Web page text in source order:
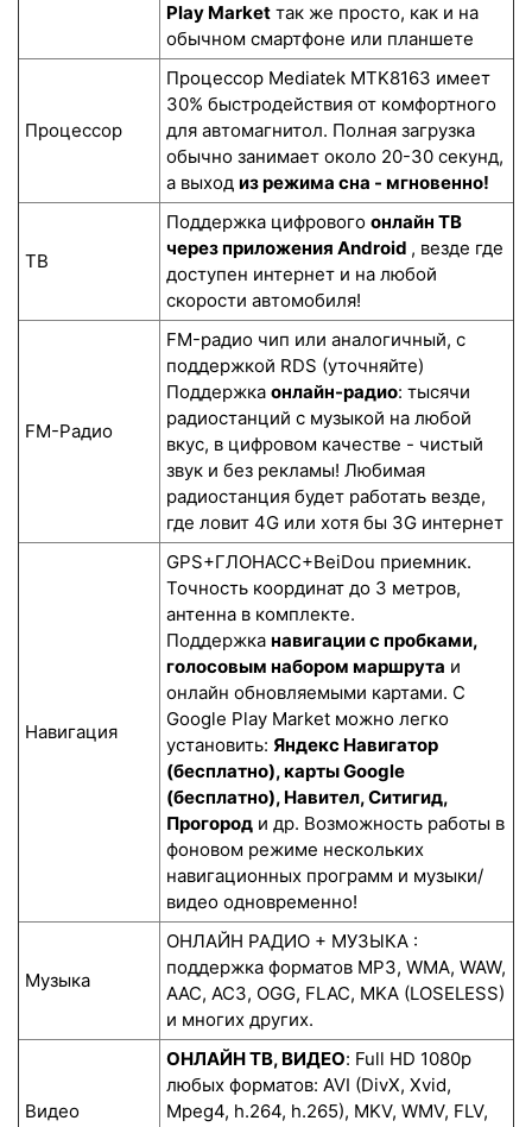
Play Market так же просто, как и на
обычном смартфоне или планшете
Процессор
Процессор Mediatek MTK8163 имеет
30% быстродействия от комфортного
для автомагнитол. Полная загрузка
обычно занимает около 20-30 секунд,
а выход из режима сна - мгновенно!
ТВ
Поддержка цифрового онлайн ТВ
через приложения Android , везде где
доступен интернет и на любой
скорости автомобиля!
FM-Радио
FM-радио чип или аналогичный, с
поддержкой RDS (уточняйте)
Поддержка онлайн-радио: тысячи
радиостанций с музыкой на любой
вкус, в цифровом качестве - чистый
звук и без рекламы! Любимая
радиостанция будет работать везде,
где ловит 4G или хотя бы 3G интернет
Навигация
GPS+ГЛОНАСС+BeiDou приемник.
Точность координат до 3 метров,
антенна в комплекте.
Поддержка навигации с пробками,
голосовым набором маршрута и
онлайн обновляемыми картами. С
Google Play Market можно легко
установить: Яндекс Навигатор
(бесплатно), карты Google
(бесплатно), Навител, Ситигид,
Прогород и др. Возможность работы в
фоновом режиме нескольких
навигационных программ и музыки/
видео одновременно!
Музыка
ОНЛАЙН РАДИО + МУЗЫКА :
поддержка форматов MP3, WMA, WAW,
AAC, AC3, OGG, FLAC, MKA (LOSELESS)
и многих других.
Видео
ОНЛАЙН ТВ, ВИДЕО: Full HD 1080p
любых форматов: AVI (DivX, Xvid,
Mpeg4, h.264, h.265), MKV, WMV, FLV,